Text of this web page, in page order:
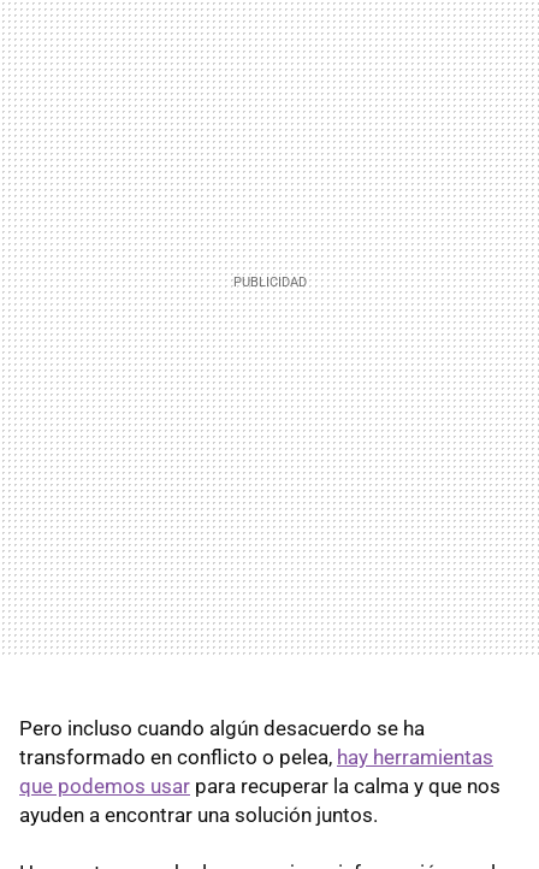
Pero incluso cuando algún desacuerdo se ha
transformado en conflicto o pelea, hay herramientas
que podemos usar para recuperar la calma y que nos
ayuden a encontrar una solución juntos.